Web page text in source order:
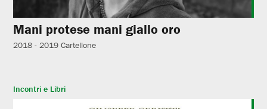
Mani protese mani giallo oro
2018 - 2019 Cartellone
Incontri e Libri